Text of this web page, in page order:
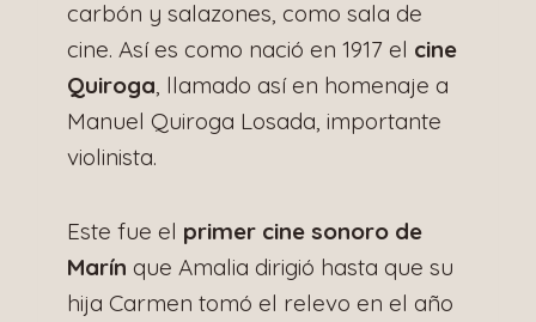
carbón y salazones, como sala de
cine. Así es como nació en 1917 el cine
Quiroga , llamado así en homenaje a
Manuel Quiroga Losada, importante
violinista.
Este fue el primer cine sonoro de
Marín que Amalia dirigió hasta que su
hija Carmen tomó el relevo en el año